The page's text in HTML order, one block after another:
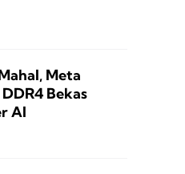
Meta
Bekas
AI